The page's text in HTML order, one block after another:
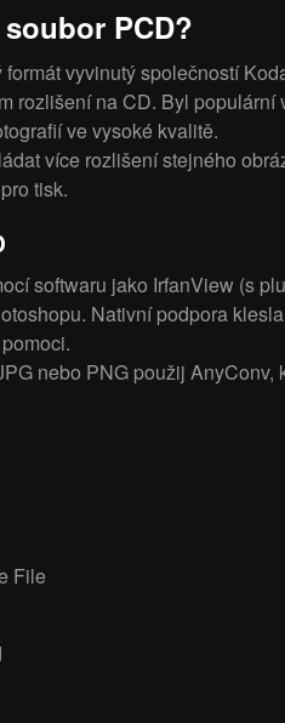
PCD?
vyvinutý společností
rozlišení na CD. Byl populární
ve vysoké kvalitě.
více rozlišení stejného
tisk.
softwaru jako IrfanView (s
Nativní podpora
nebo PNG použij AnyConv,
File